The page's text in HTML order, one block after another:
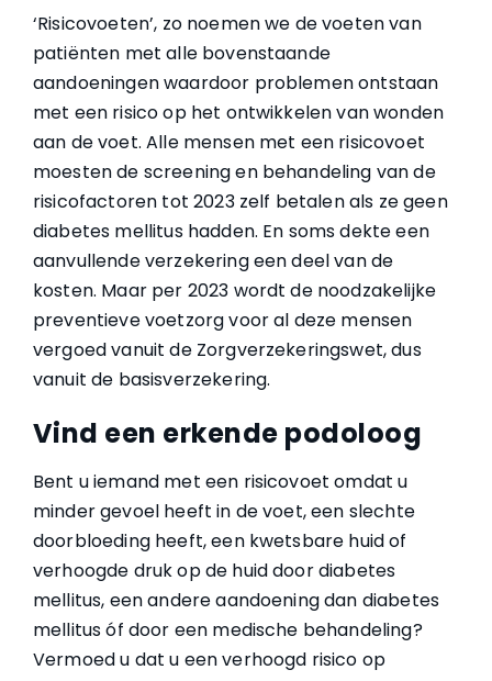
‘Risicovoeten’, zo noemen we de voeten van
patiënten met alle bovenstaande
aandoeningen waardoor problemen ontstaan
met een risico op het ontwikkelen van wonden
aan de voet. Alle mensen met een risicovoet
moesten de screening en behandeling van de
risicofactoren tot 2023 zelf betalen als ze geen
diabetes mellitus hadden. En soms dekte een
aanvullende verzekering een deel van de
kosten. Maar per 2023 wordt de noodzakelijke
preventieve voetzorg voor al deze mensen
vergoed vanuit de Zorgverzekeringswet, dus
vanuit de basisverzekering.
Vind een erkende podoloog
Bent u iemand met een risicovoet omdat u
minder gevoel heeft in de voet, een slechte
doorbloeding heeft, een kwetsbare huid of
verhoogde druk op de huid door diabetes
mellitus, een andere aandoening dan diabetes
mellitus óf door een medische behandeling?
Vermoed u dat u een verhoogd risico op